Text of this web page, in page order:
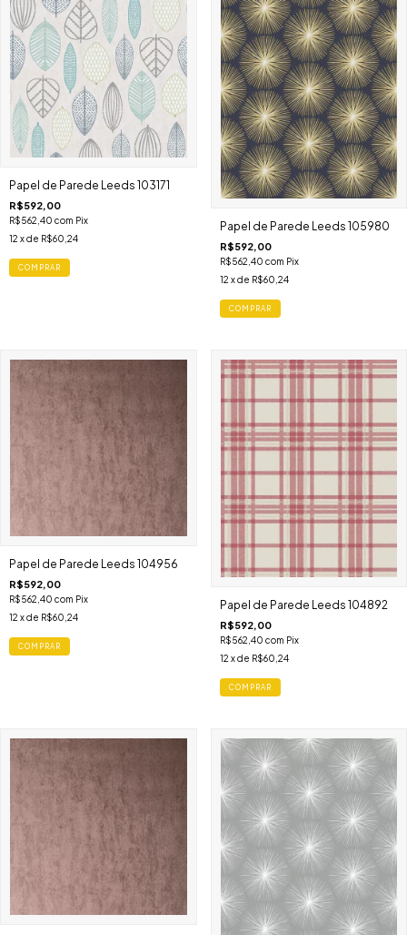
Papel de Parede Leeds 103171
R$592,00
R$562,40 com Pix
12 x de R$60,24
COMPRAR
Papel de Parede Leeds 105980
R$592,00
R$562,40 com Pix
12 x de R$60,24
COMPRAR
Papel de Parede Leeds 104956
R$592,00
R$562,40 com Pix
12 x de R$60,24
COMPRAR
Papel de Parede Leeds 104892
R$592,00
R$562,40 com Pix
12 x de R$60,24
COMPRAR